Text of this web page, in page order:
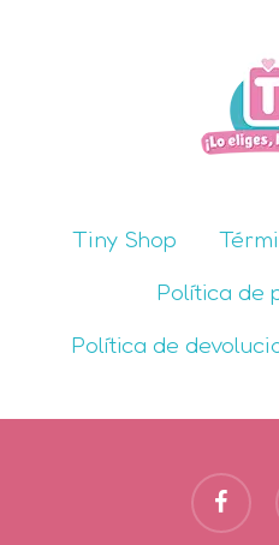
Tiny Shop
Política de
Política de
facebook